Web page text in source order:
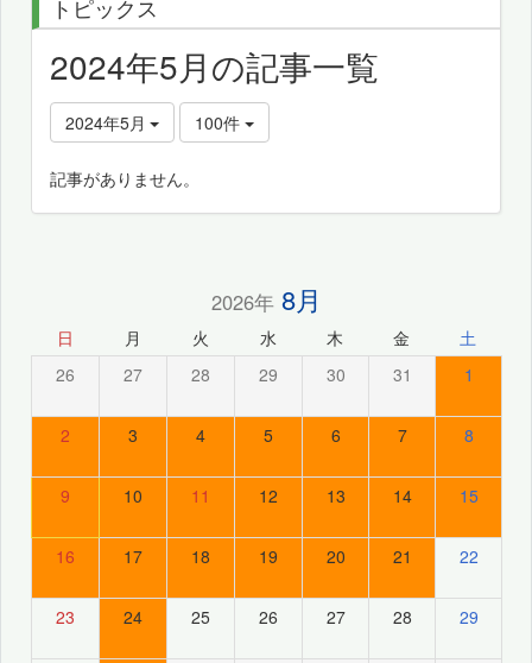
トピックス
2024年5月の記事一覧
2024年5月 100件
記事がありません。
2026年8月
日 月 火 水 木 金 土
26 27 28 29 30 31 1
2 3 4 5 6 7 8
9 10 11 12 13 14 15
16 17 18 19 20 21 22
23 24 25 26 27 28 29